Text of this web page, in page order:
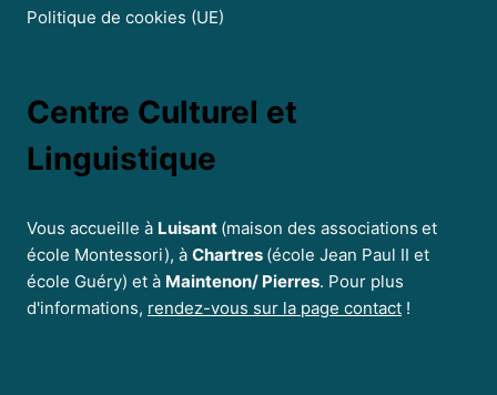
Politique de cookies (UE)
Centre Culturel et
Linguistique
Vous accueille à Luisant (maison des associations et
école Montessori), à Chartres (école Jean Paul II et
école Guéry) et à Maintenon/ Pierres. Pour plus
d'informations, rendez-vous sur la page contact !